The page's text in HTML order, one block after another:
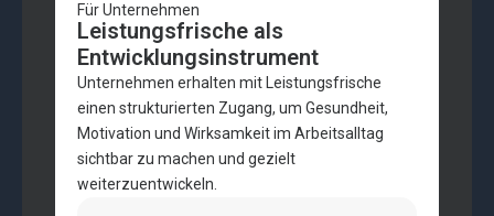
Für Unternehmen
Leistungsfrische als
Entwicklungsinstrument
Unternehmen erhalten mit Leistungsfrische
einen strukturierten Zugang, um Gesundheit,
Motivation und Wirksamkeit im Arbeitsalltag
sichtbar zu machen und gezielt
weiterzuentwickeln.